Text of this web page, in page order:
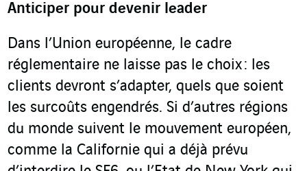
Anticiper pour devenir leader
Dans l’Union européenne, le cadre
réglementaire ne laisse pas le choix : les
clients devront s’adapter, quels que soient
les surcoûts engendrés. Si d’autres régions
du monde suivent le mouvement européen,
comme la Californie qui a déjà prévu